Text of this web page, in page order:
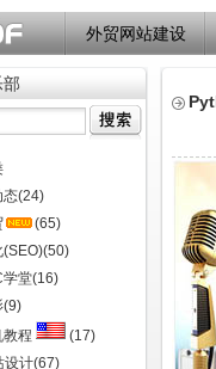
外贸网站建设
部
态(24)
(65)
(SEO)(50)
学堂(16)
(9)
教程
(17)
设计(67)